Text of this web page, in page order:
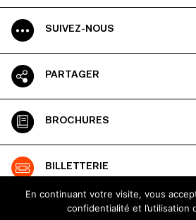
SUIVEZ-NOUS
PARTAGER
BROCHURES
BILLETTERIE
ESPACE PRO
En continuant votre visite, vous
confidentialité et l’utilisation